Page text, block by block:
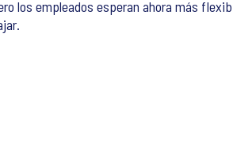
los empleados esperan ahora más